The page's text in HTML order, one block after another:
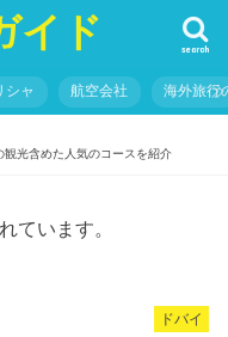
イド search
シャ 航空会社 海外旅行
観光含めた人気のコースを紹介
ています。
ドバイ